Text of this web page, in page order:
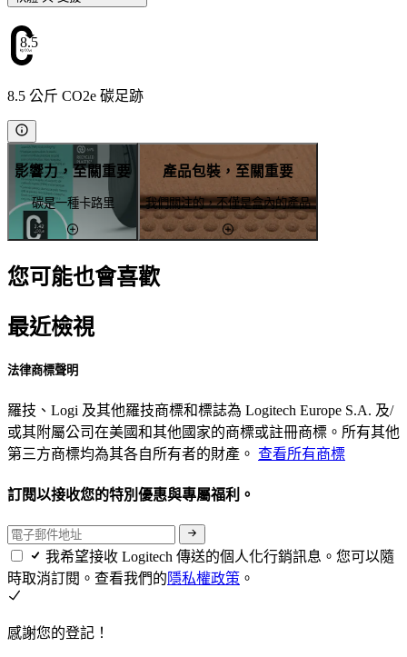
8.5
8.5 公斤 CO2e 碳足跡
影響力，至關重要
碳是一種卡路里
產品包裝，至關重要
我們關注的，不僅是盒內的產品
您可能也會喜歡
最近檢視
法律商標聲明
羅技、Logi 及其他羅技商標和標誌為 Logitech Europe S.A. 及/
或其附屬公司在美國和其他國家的商標或註冊商標。所有其他
第三方商標均為其各自所有者的財產。 查看所有商標
訂閱以接收您的特別優惠與專屬福利。
我希望接收 Logitech 傳送的個人化行銷訊息。您可以隨
時取消訂閱。查看我們的隱私權政策 。
感謝您的登記！